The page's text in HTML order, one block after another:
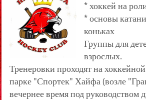
* хоккей на
* основы
коньках
Группы для
взрослых.
Тренеровки проходят на
парке "Спортек" Хайфа (возле
вечернее время под руководством